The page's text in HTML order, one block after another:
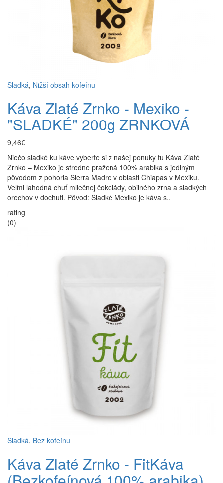
Sladká, Nižší obsah kofeínu
Káva Zlaté Zrnko - Mexiko -
"SLADKÉ" 200g ZRNKOVÁ
9,46€
Niečo sladké ku káve vyberte si z našej ponuky tu Káva Zlaté
Zrnko – Mexiko je stredne pražená 100% arabika s jediným
pôvodom z pohoria Sierra Madre v oblasti Chiapas v Mexiku.
Veľmi lahodná chuť mliečnej čokolády, obilného zrna a sladkých
orechov v dochuti. Pôvod: Sladké Mexiko je káva s..
rating
(0)
Sladká, Bez kofeínu
Káva Zlaté Zrnko - FitKáva